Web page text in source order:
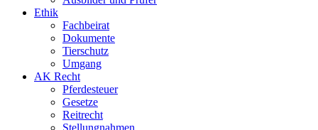
Ethik
Fachbeirat
Dokumente
Tierschutz
Umgang
AK Recht
Pferdesteuer
Gesetze
Reitrecht
Stellungnahmen